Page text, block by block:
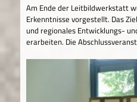
Am Ende der Leitbildwerkstatt
Erkenntnisse vorgestellt. Das
und regionales Entwicklungs-
erarbeiten. Die